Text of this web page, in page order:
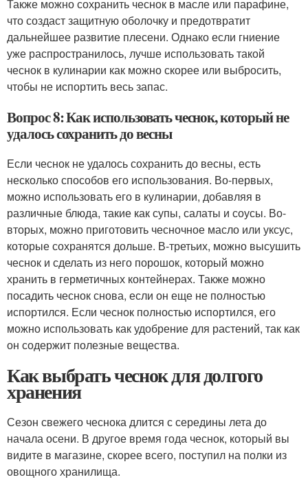
Также можно сохранить чеснок в масле или парафине,
что создаст защитную оболочку и предотвратит
дальнейшее развитие плесени. Однако если гниение
уже распространилось, лучше использовать такой
чеснок в кулинарии как можно скорее или выбросить,
чтобы не испортить весь запас.
Вопрос 8: Как использовать чеснок, который не
удалось сохранить до весны
Если чеснок не удалось сохранить до весны, есть
несколько способов его использования. Во-первых,
можно использовать его в кулинарии, добавляя в
различные блюда, такие как супы, салаты и соусы. Во-
вторых, можно приготовить чесночное масло или уксус,
которые сохранятся дольше. В-третьих, можно высушить
чеснок и сделать из него порошок, который можно
хранить в герметичных контейнерах. Также можно
посадить чеснок снова, если он еще не полностью
испортился. Если чеснок полностью испортился, его
можно использовать как удобрение для растений, так как
он содержит полезные вещества.
Как выбрать чеснок для долгого
хранения
Сезон свежего чеснока длится с середины лета до
начала осени. В другое время года чеснок, который вы
видите в магазине, скорее всего, поступил на полки из
овощного хранилища.